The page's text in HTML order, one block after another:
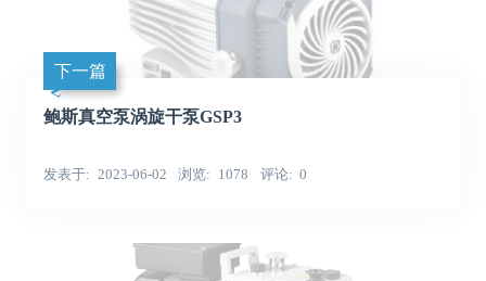
下一篇
鲍斯真空泵涡旋干泵GSP3
发表于 2023-06-02 浏览 1078 评论 0